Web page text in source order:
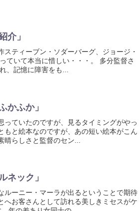
介」
ティーブン・ソダーバーグ、ジョージ・
ていて本当に惜しい・・・。 多分監督さ
、記憶に障害をも...
かふか」
ていたのですが、見るタイミングがやっ
もと絵本なのですが、あの短い絵本がこん
らしさと監督のセン...
ネック」
ルーニー・マーラが出るということで期待
へお客さんとして訪れる美しきミセスがケ